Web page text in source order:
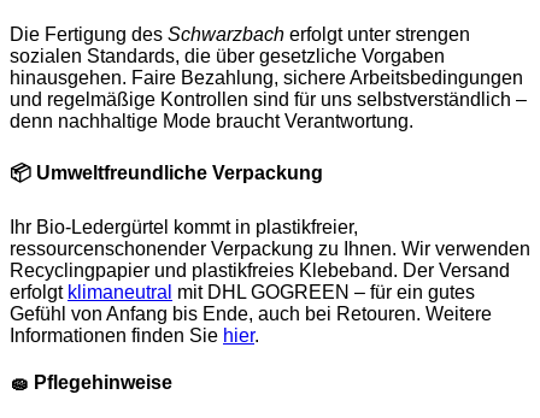
Die Fertigung des Schwarzbach erfolgt unter strengen
sozialen Standards, die über gesetzliche Vorgaben
hinausgehen. Faire Bezahlung, sichere Arbeitsbedingungen
und regelmäßige Kontrollen sind für uns selbstverständlich –
denn nachhaltige Mode braucht Verantwortung.
📦 Umweltfreundliche Verpackung
Ihr Bio-Ledergürtel kommt in plastikfreier,
ressourcenschonender Verpackung zu Ihnen. Wir verwenden
Recyclingpapier und plastikfreies Klebeband. Der Versand
erfolgt klimaneutral mit DHL GOGREEN – für ein gutes
Gefühl von Anfang bis Ende, auch bei Retouren. Weitere
Informationen finden Sie hier.
🧽 Pflegehinweise